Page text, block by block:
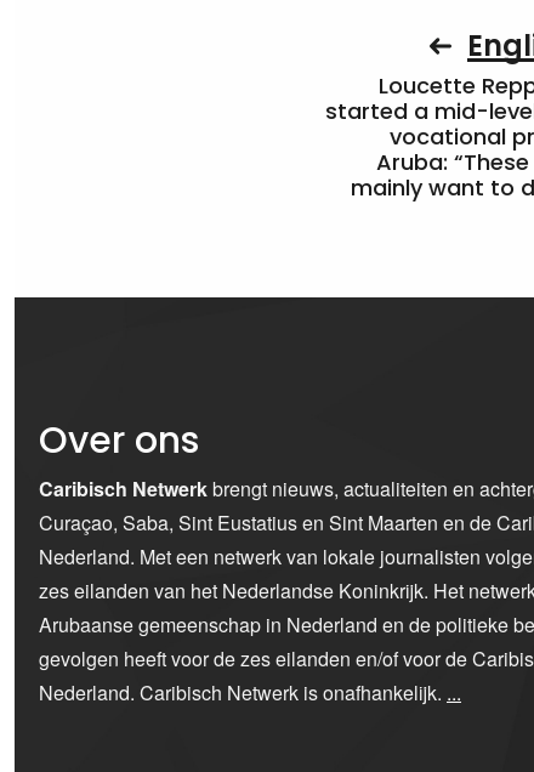
Loucette
started a mid-
vocational
Aruba:
mainly want to
Over ons
Caribisch Netwerkbrengt nieuws, actualiteiten en
Curaçao, Saba, Sint Eustatius en Sint Maarten en de
Nederland. Met een netwerk van lokale journalisten
zes eilanden van het Nederlandse Koninkrijk. Het
Arubaanse gemeenschap in Nederland en de politieke
gevolgen heeft voor de zes eilanden en/of voor de
Nederland. Caribisch Netwerk is onafhankelijk. ...